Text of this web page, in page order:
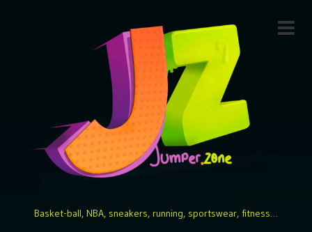
Basket-ball, NBA, sneakers, running, sportswear, fitness…